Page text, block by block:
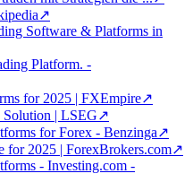
↗
Software & Platforms in
Platform. -
for 2025 | FXEmpire↗
| LSEG↗
for Forex - Benzinga↗
for 2025 | ForexBrokers.com↗
- Investing.com -